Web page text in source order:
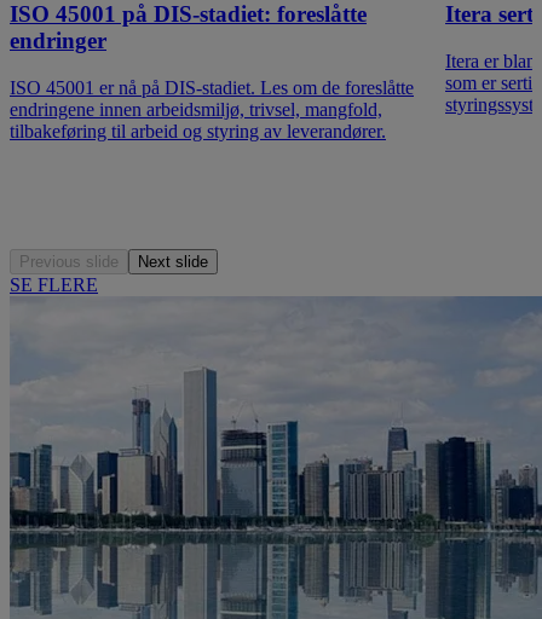
ISO 45001 på DIS-stadiet: foreslåtte
endringer
ISO 45001 er nå på DIS-stadiet. Les om de foreslåtte
endringene innen arbeidsmiljø, trivsel, mangfold,
tilbakeføring til arbeid og styring av leverandører.
Itera
Itera er
som er
Previous slide Next slide
SE FLERE